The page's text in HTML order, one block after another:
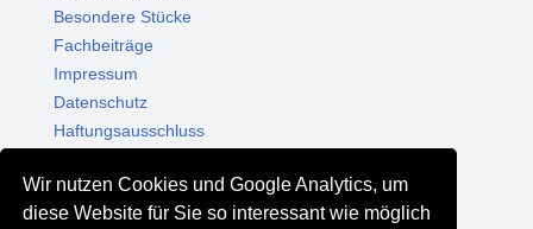
Wir nutzen Cookies und Google Analytics, um
diese Website für Sie so interessant wie möglich
Besondere Stücke
Fachbeiträge
Impressum
Datenschutz
Haftungsausschluss
Shop - Online kaufen
Münzgalerie München